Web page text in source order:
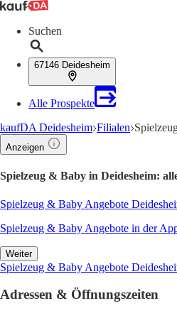
Suchen
67146 Deidesheim
Alle Prospekte
kaufDA Deidesheim Filialen
Anzeigen
Spielzeug & Baby in Deidesheim:
Spielzeug & Baby Angebote
Spielzeug & Baby Angebote in der
Weiter
Spielzeug & Baby Angebote
Adressen & Öffnungszeiten